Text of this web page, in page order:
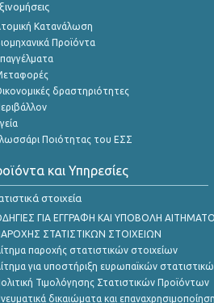
Κατανάλωση
Προϊόντα
δραστηριότητες
Ποιότητας του ΕΣΣ
και Υπηρεσίες
στοιχεία
ΓΙΑ ΕΓΓΡΑΦΗ ΚΑΙ ΥΠΟΒΟΛΗ
ΣΤΑΤΙΣΤΙΚΩΝ ΣΤΟΙΧΕΙΩΝ
παροχής στατιστικών στοιχείων
για υποστήριξη ευρωπαϊκών
Τιμολόγησης Στατιστικών Προϊόντων
δικαιώματα και επαναχρησιμοποίηση